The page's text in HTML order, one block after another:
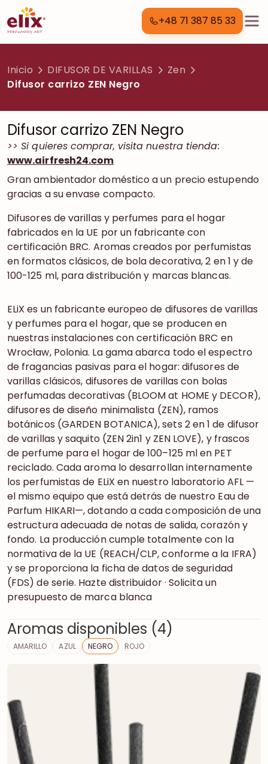
+48 71 387 85 33
Inicio DIFUSOR DE VARILLAS
Zen
Difusor carrizo ZEN Negro
Difusor carrizo ZEN Negro
>> Si quieres comprar, visita nuestra tienda:
www.airfresh24.com
Gran ambientador doméstico a un precio estupendo
gracias a su envase compacto.
Difusores de varillas y perfumes para el hogar
fabricados en la UE por un fabricante con
certificación BRC. Aromas creados por perfumistas
en formatos clásicos, de bola decorativa, 2 en 1 y de
100-125 ml, para distribución y marcas blancas.
ELiX es un fabricante europeo de difusores de varillas
y perfumes para el hogar, que se producen en
nuestras instalaciones con certificación BRC en
Wrocław, Polonia. La gama abarca todo el espectro
de fragancias pasivas para el hogar: difusores de
varillas clásicos, difusores de varillas con bolas
perfumadas decorativas (BLOOM at HOME y DECOR),
difusores de diseño minimalista (ZEN), ramos
botánicos (GARDEN BOTANICA), sets 2 en 1 de difusor
de varillas y saquito (ZEN 2in1 y ZEN LOVE), y frascos
de perfume para el hogar de 100–125 ml en PET
reciclado. Cada aroma lo desarrollan internamente
los perfumistas de ELiX en nuestro laboratorio AFL —
el mismo equipo que está detrás de nuestro Eau de
Parfum HIKARI—, dotando a cada composición de una
estructura adecuada de notas de salida, corazón y
fondo. La producción cumple totalmente con la
normativa de la UE (REACH/CLP, conforme a la IFRA)
y se proporciona la ficha de datos de seguridad
(FDS) de serie. Hazte distribuidor · Solicita un
presupuesto de marca blanca
Aromas disponibles (4)
AMARILLO AZUL NEGRO ROJO